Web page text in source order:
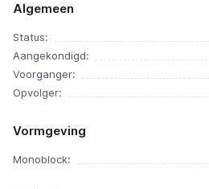
Algemeen
Status:
Aangekondigd:
Voorganger:
Opvolger:
Vormgeving
Monoblock: